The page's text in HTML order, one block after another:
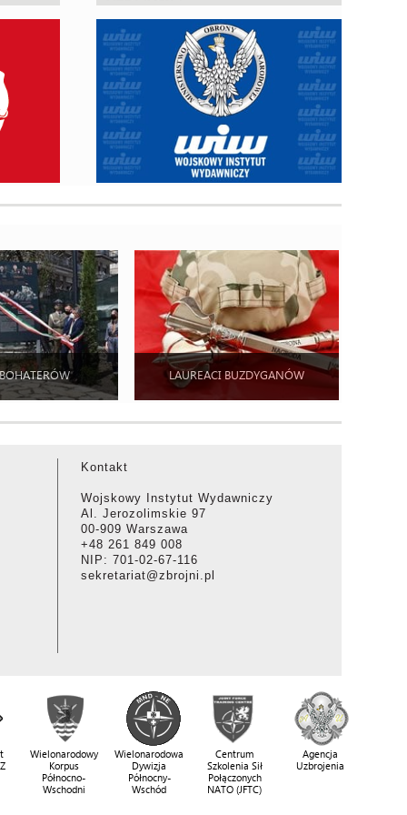
LAUREACI BUZDYGANÓW
Kontakt
Wojskowy Instytut Wydawniczy
Al. Jerozolimskie 97
00-909 Warszawa
+48 261 849 008
NIP: 701-02-67-116
sekretariat@zbrojni.pl
Wielonarodowy
Korpus
Północno-
Wschodni
Wielonarodowa
Dywizja
Północny-
Wschód
Centrum
Szkolenia Sił
Połączonych
NATO (JFTC)
Agencja
Uzbrojenia